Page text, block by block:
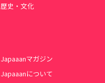
歴史・文化
Japaaanマガジン
Japaaanについて